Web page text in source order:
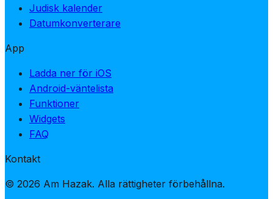
Judisk kalender
Datumkonverterare
App
Ladda ner för iOS
Android-väntelista
Funktioner
Widgets
FAQ
Kontakt
© 2026 Am Hazak. Alla rättigheter förbehållna.